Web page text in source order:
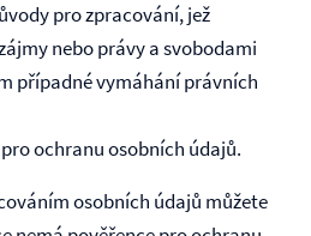
pro zpracování, jež
nebo právy a svobodami
případné vymáhání právních
ochranu osobních údajů.
osobních údajů můžete